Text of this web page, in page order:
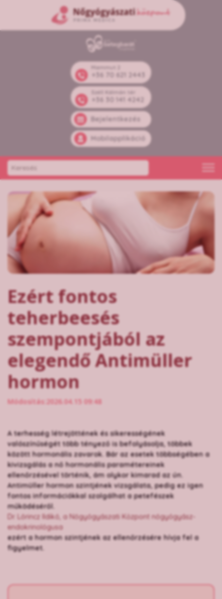
Mammut 2
+36 70 621 2443
Széll Kálmán tér
+36 30 141 4242
Bejelentkezés
Mobilapplikáció
Ezért fontos
teherbeesés
szempontjából az
elegendő Antimüller
hormon
Módosítás:2026.04.15 09:48
A terhesség létrejöttének és sikerességének
valószínűségét több tényező is befolyásolja, többek
között hormonális zavarok. Bár az esetek többségében a
kivizsgálás a nő hormonális paramétereinek
ellenőrzésével történik, ám olykor kimarad az ún.
Antimüller hormon szintjének vizsgálata, pedig ez igen
fontos információkkal szolgálhat a petefészek
működéséről.
Dr. Lőrincz Ildikó, a Nőgyógyászati Központ nőgyógyász-
endokrinológusa
ezért a hormon szintjének az ellenőrzésére hívja fel a
figyelmet.